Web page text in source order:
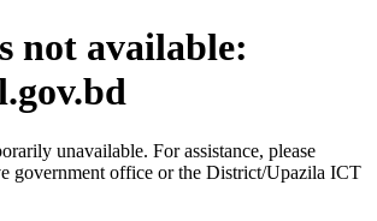
not available:
unavailable. For assistance, please
government office or the District/Upazila ICT